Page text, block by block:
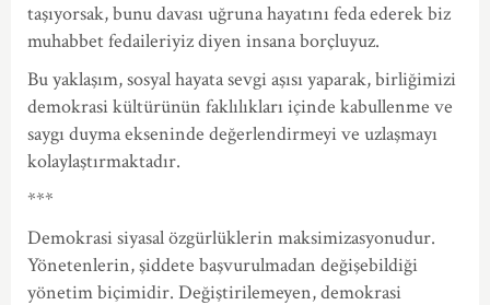
taşıyorsak, bunu davası uğruna hayatını feda ederek biz
muhabbet fedaileriyiz diyen insana borçluyuz.
Bu yaklaşım, sosyal hayata sevgi aşısı yaparak, birliğimizi
demokrasi kültürünün faklılıkları içinde kabullenme ve
saygı duyma ekseninde değerlendirmeyi ve uzlaşmayı
kolaylaştırmaktadır.
***
Demokrasi siyasal özgürlüklerin maksimizasyonudur.
Yönetenlerin, şiddete başvurulmadan değişebildiği
yönetim biçimidir. Değiştirilemeyen, demokrasi